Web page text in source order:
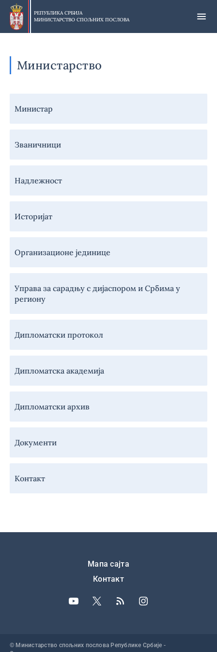
Прескочи
главни
део
РЕПУБЛИКА СРБИЈА
МИНИСТАРСТВО СПОЉНИХ ПОСЛОВА
Министарство
Министар
Званичници
Надлежност
Историјат
Организационе јединице
Управа за сарадњу с дијаспором и Србима у
региону
Дипломатски протокол
Дипломатска академија
Дипломатски архив
Документи
Контакт
Мапа сајта
Контакт
© Министарство спољних послова Републике Србије -